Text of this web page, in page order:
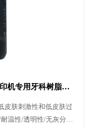
机专用牙科树脂耗
皮肤刺激性和低皮肤过
温性/透明性/无灰分等